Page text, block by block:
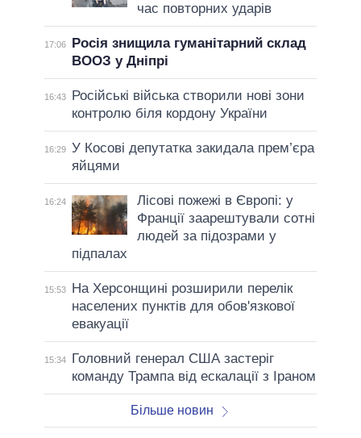
час повторних ударів
17:06
Росія знищила гуманітарний склад
ВООЗ у Дніпрі
16:43
Російські війська створили нові зони
контролю біля кордону України
16:29 У Косові депутатка закидала прем’єра
яйцями
16:24
Лісові пожежі в Європі: у
Франції заарештували сотні
людей за підозрами у
підпалах
15:53
На Херсонщині розширили перелік
населених пунктів для обов'язкової
евакуації
15:34
Головний генерал США застеріг
команду Трампа від ескалації з Іраном
Більше новин